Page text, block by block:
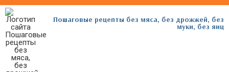
Пошаговые рецепты без мяса, без дрожжей, без
муки, без яиц